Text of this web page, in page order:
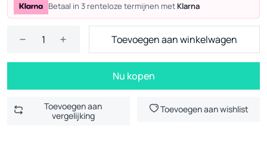
Betaal in 3 renteloze termijnen met Klarna
Toevoegen aan winkelwagen
Nu kopen
Toevoegen aan
vergelijking
Toevoegen aan wishlist